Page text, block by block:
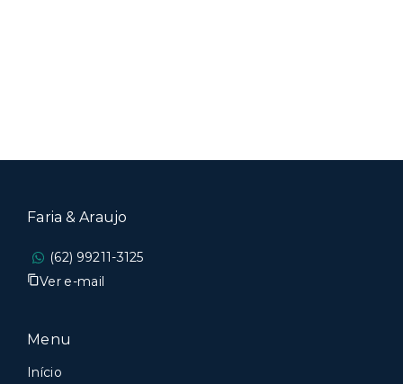
Faria & Araujo
(62) 99211-3125
Ver e-mail
Menu
Início